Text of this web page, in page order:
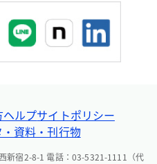
ルプサイトポリシー
資料・刊行物
新宿2-8-1 電話：03-5321-1111（代